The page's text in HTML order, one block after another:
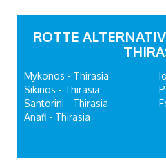
ROTTE
Mykonos - Thirasia
Sikinos - Thirasia
Santorini - Thirasia
Anafi - Thirasia